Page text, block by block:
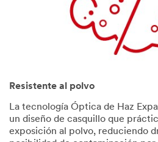
Resistente al polvo
La tecnología Óptica de Haz
un diseño de casquillo que
exposición al polvo, reduciendo